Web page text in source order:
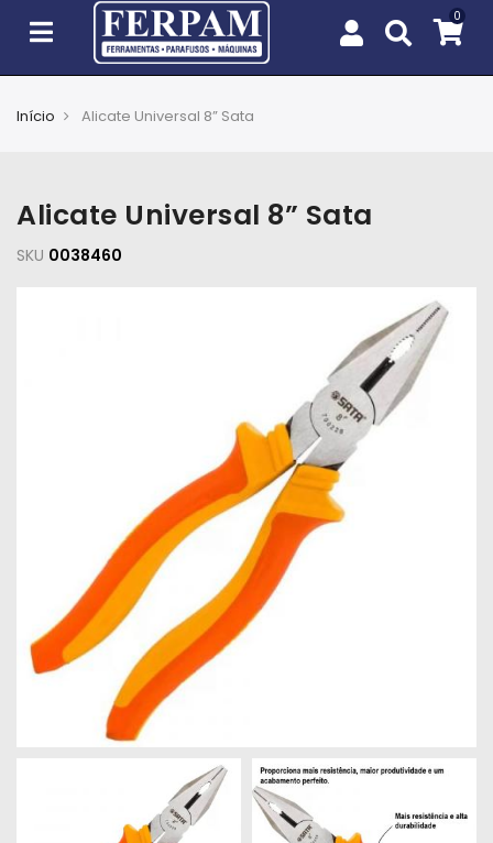
Jardim
Iluminação
Materiais
de
Construção
Início Alicate Universal 8” Sata
Alicate Universal 8” Sata
SKU 0038460